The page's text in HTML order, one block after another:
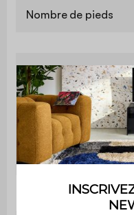
Nombre de pieds
Antidérapant
Hauteur des pieds
Distance entre les
pieds